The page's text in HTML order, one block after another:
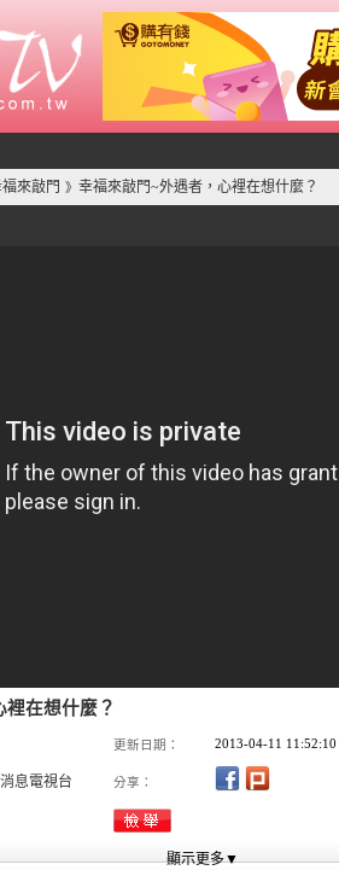
來敲門 》 幸福來敲門~外遇者，心裡在想什麼？
在想什麼？
更新日期： 2013-04-11 11:52:10
息電視台 分享：